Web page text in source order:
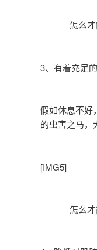
怎么
3、有着充足
假如休息不好
的虫害之马，
[IMG5]
怎么